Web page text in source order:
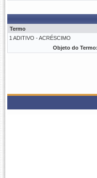
Termo
1 ADITIVO - ACRÉSCIMO
Objeto do Termo: